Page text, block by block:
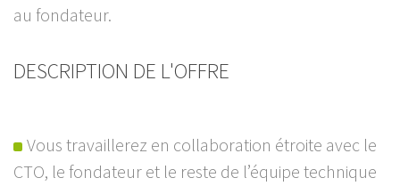
au fondateur.
DESCRIPTION DE L'OFFRE
Vous travaillerez en collaboration étroite avec le
CTO, le fondateur et le reste de l’équipe technique